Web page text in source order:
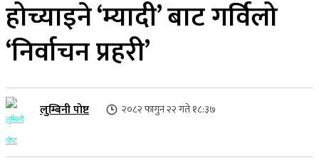
होच्याइने ‘म्यादी’ बाट गर्विलो
‘निर्वाचन प्रहरी’
लुम्बिनी पोष्ट २०८२ फागुन २२ गते १८:३७